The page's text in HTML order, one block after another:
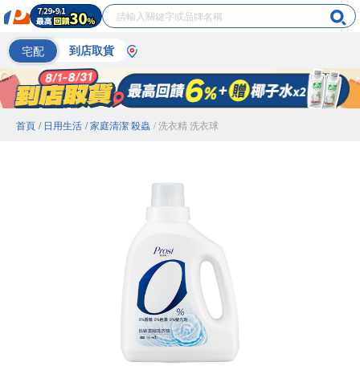
宅配 到店取貨
首頁 / 日用生活 / 家庭清潔 殺蟲 / 洗衣精 洗衣球